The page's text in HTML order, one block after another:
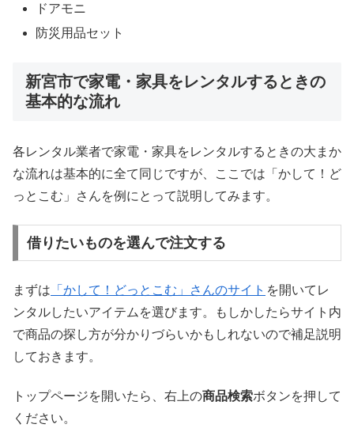
ドアモニ
防災用品セット
新宮市で家電・家具をレンタルするときの
基本的な流れ
各レンタル業者で家電・家具をレンタルするときの大まか
な流れは基本的に全て同じですが、ここでは「かして！ど
っとこむ」さんを例にとって説明してみます。
借りたいものを選んで注文する
まずは 「かして！どっとこむ」さんのサイト を開いてレ
ンタルしたいアイテムを選びます。もしかしたらサイト内
で商品の探し方が分かりづらいかもしれないので補足説明
しておきます。
トップページを開いたら、右上の商品検索ボタンを押して
ください。